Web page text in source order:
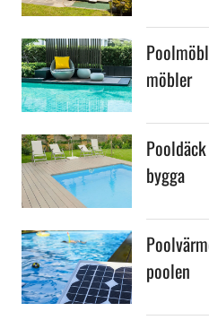
möbler
bygga
poolen